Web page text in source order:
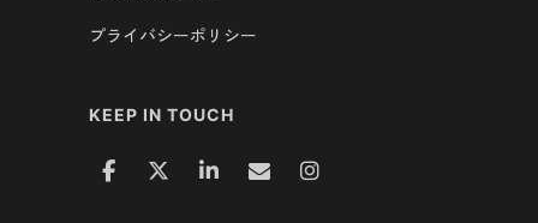
プライバシーポリシー
KEEP IN TOUCH